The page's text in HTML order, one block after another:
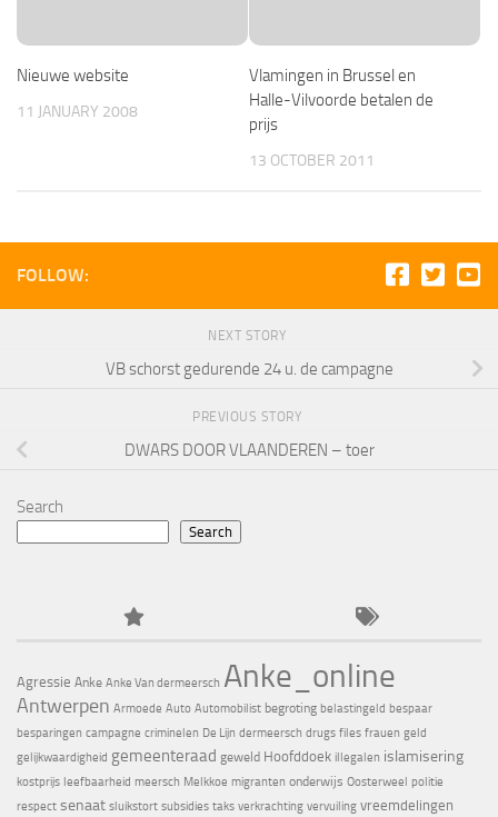
Nieuwe website
11 JANUARY 2008
Vlamingen in Brussel en
Halle-Vilvoorde betalen de
prijs
13 OCTOBER 2011
FOLLOW:
NEXT STORY
VB schorst gedurende 24 u. de campagne
PREVIOUS STORY
DWARS DOOR VLAANDEREN – toer
Search
Search
Agressie Anke Anke Van dermeersch Anke_online
Antwerpen Armoede Auto Automobilist begroting belastingeld bespaar
besparingen campagne criminelen De Lijn dermeersch drugs files frauen geld
gelijkwaardigheid gemeenteraad geweld Hoofddoek illegalen islamisering
kostprijs leefbaarheid meersch Melkkoe migranten onderwijs Oosterweel politie
respect senaat sluikstort subsidies taks verkrachting vervuiling vreemdelingen